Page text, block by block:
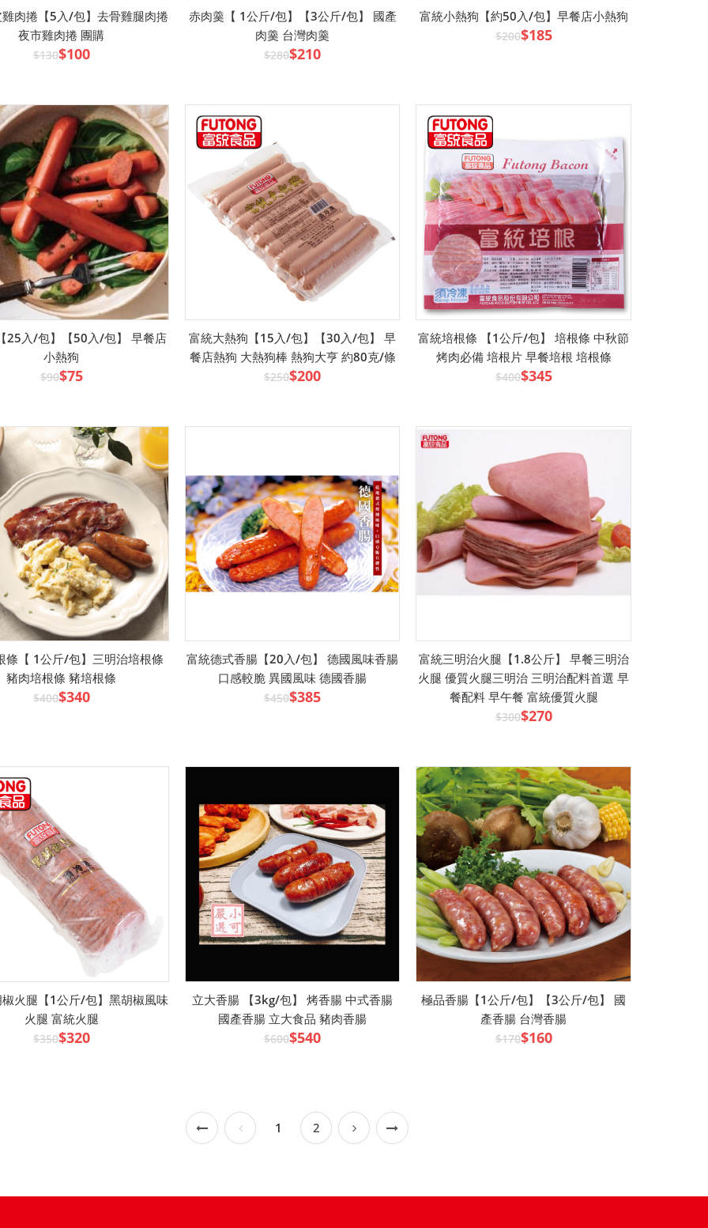
肉捲【5入/包】去骨雞腿肉捲
夜市雞肉捲 團購
$130$100
赤肉羹【 1公斤/包】【3公斤/包】 國產
肉羹 台灣肉羹
$280$210
富統小熱狗【約50入/包】早餐店小熱狗
$200$185
25入/包】【50入/包】 早餐店
小熱狗
$90$75
富統大熱狗【15入/包】【30入/包】 早
餐店熱狗 大熱狗棒 熱狗大亨 約80克/條
$250$200
富統培根條 【1公斤/包】 培根條 中秋節
烤肉必備 培根片 早餐培根 培根條
$400$345
條【 1公斤/包】三明治培根條
豬肉培根條 豬培根條
$400$340
富統德式香腸【20入/包】 德國風味香腸
口感較脆 異國風味 德國香腸
$450$385
富統三明治火腿【1.8公斤】 早餐三明治
火腿 優質火腿三明治 三明治配料首選 早
餐配料 早午餐 富統優質火腿
$300$270
火腿【1公斤/包】黑胡椒風味
火腿 富統火腿
$350$320
立大香腸 【3kg/包】 烤香腸 中式香腸
國產香腸 立大食品 豬肉香腸
$600$540
極品香腸【1公斤/包】【3公斤/包】 國
產香腸 台灣香腸
$170$160
1 2